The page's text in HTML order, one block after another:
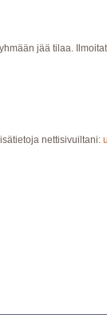
jää tilaa.
nettisivuiltani: